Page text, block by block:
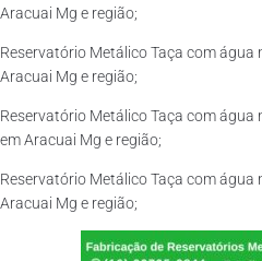
Aracuai Mg e região;
Reservatório Metálico Taça com
Aracuai Mg e região;
Reservatório Metálico Taça com
em Aracuai Mg e região;
Reservatório Metálico Taça com água
Aracuai Mg e região;